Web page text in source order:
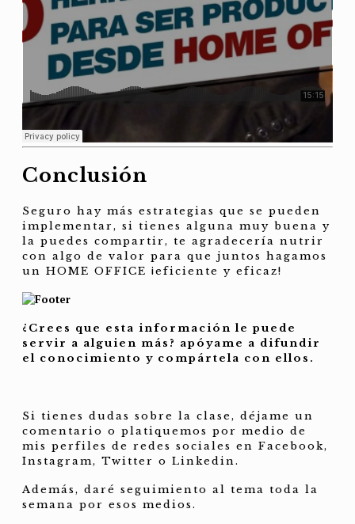
Conclusión
Seguro hay más estrategias que se pueden
implementar, si tienes alguna muy buena y
la puedes compartir, te agradecería nutrir
con algo de valor para que juntos hagamos
un HOME OFFICE ¡eficiente y eficaz!
¿Crees que esta información le puede
servir a alguien más? apóyame a difundir
el conocimiento y compártela con ellos.
Si tienes dudas sobre la clase, déjame un
comentario o platiquemos por medio de
mis perfiles de redes sociales en Facebook,
Instagram, Twitter o Linkedin.
Además, daré seguimiento al tema toda la
semana por esos medios.